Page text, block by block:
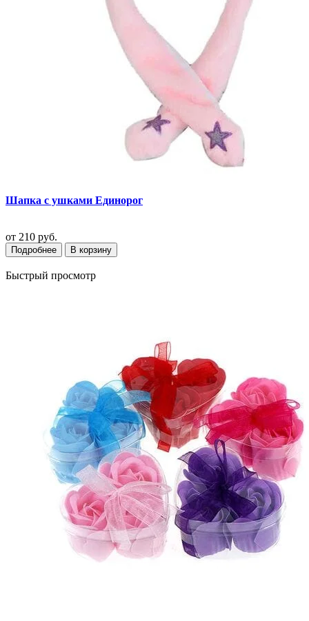
Шапка с ушками Единорог
от 210 руб.
Подробнее В корзину
Быстрый просмотр